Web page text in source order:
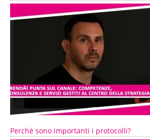
Perché sono importanti i protocolli?